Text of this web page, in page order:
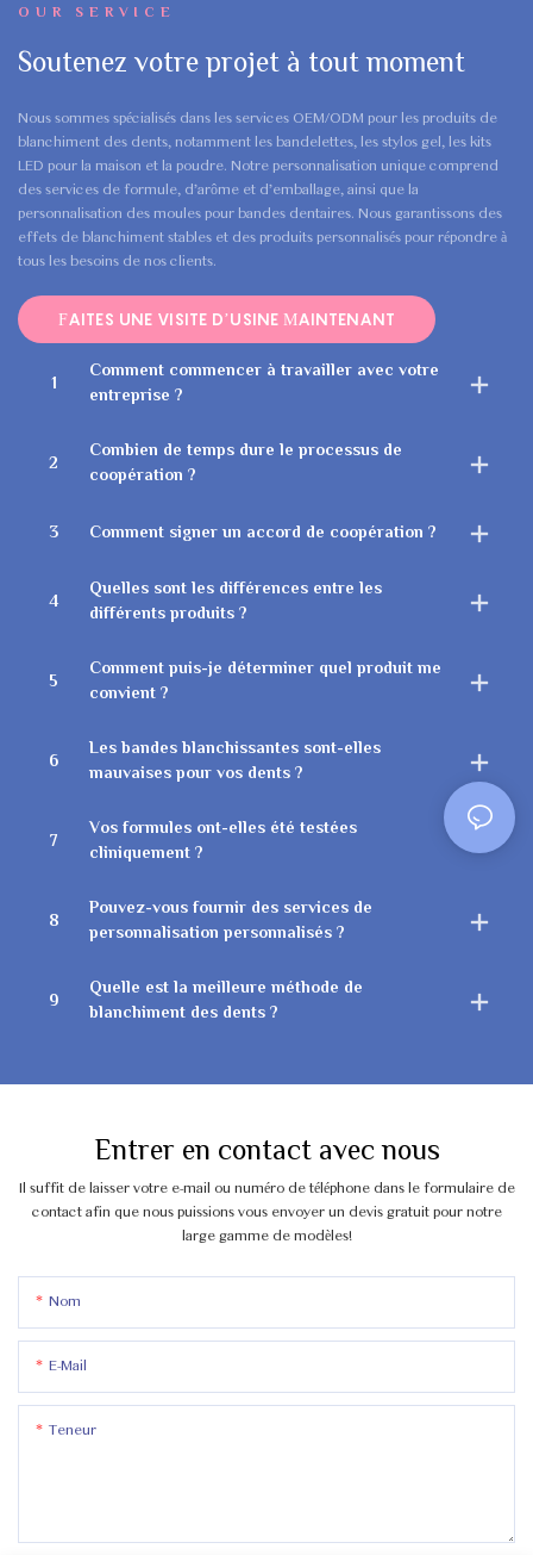
OUR SERVICE
Soutenez votre projet à tout moment
Nous sommes spécialisés dans les services OEM/ODM pour les produits de
blanchiment des dents, notamment les bandelettes, les stylos gel, les kits
LED pour la maison et la poudre. Notre personnalisation unique comprend
des services de formule, d’arôme et d’emballage, ainsi que la
personnalisation des moules pour bandes dentaires. Nous garantissons des
effets de blanchiment stables et des produits personnalisés pour répondre à
tous les besoins de nos clients.
FAITES UNE VISITE D’USINE MAINTENANT
1
Comment commencer à travailler avec votre
entreprise ?
2
Combien de temps dure le processus de
coopération ?
3 Comment signer un accord de coopération ?
4
Quelles sont les différences entre les
différents produits ?
5
Comment puis-je déterminer quel produit me
convient ?
6
Les bandes blanchissantes sont-elles
mauvaises pour vos dents ?
7
Vos formules ont-elles été testées
cliniquement ?
8
Pouvez-vous fournir des services de
personnalisation personnalisés ?
9
Quelle est la meilleure méthode de
blanchiment des dents ?
Entrer en contact avec nous
Il suffit de laisser votre e-mail ou numéro de téléphone dans le formulaire de
contact afin que nous puissions vous envoyer un devis gratuit pour notre
large gamme de modèles!
Nom
E-Mail
Teneur